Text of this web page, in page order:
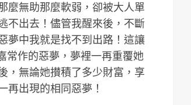
麼無助那麼軟弱，卻被大人單
不出去！儘管我醒來後，不斷
夢中我就是找不到出路！這讓
常作的惡夢，夢裡一再重覆她
，無論她攅積了多少財富，享
再出現的相同惡夢！